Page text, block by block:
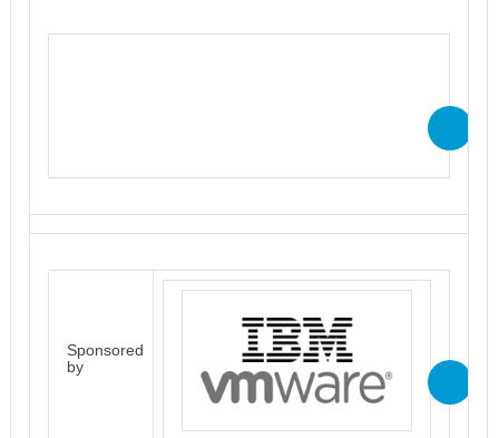
Sponsored
by